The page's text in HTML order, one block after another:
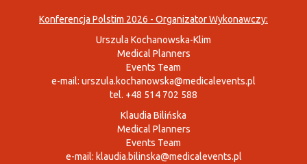
Konferencja Polstim 2026 - Organizator Wykonawczy:
Urszula Kochanowska-Klim
Medical Planners
Events Team
e-mail: urszula.kochanowska@medicalevents.pl
tel. +48 514 702 588
Klaudia Bilińska
Medical Planners
Events Team
e-mail: klaudia.bilinska@medicalevents.pl